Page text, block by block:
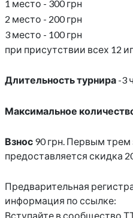
1 место - 300 грн
2 место - 200 грн
3 место - 100 грн
при присутствии всех 12
Длительность турнира -3
Максимальное
Взнос 90 грн. Первым
предоставляется скидка
Предварительная
информация по ссылке:
Вступайте в сообщество